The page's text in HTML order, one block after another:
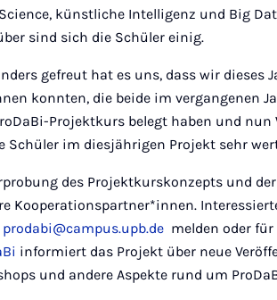
künstliche Intelligenz und Big
sind sich die Schüler einig.
gefreut hat es uns, dass wir
konnten, die beide im vergangenen
Projektkurs belegt haben und
Schüler im diesjährigen Projekt sehr
des Projektkurskonzepts und
Kooperationspartner*innen.
prodabi@campus.upb.de melden oder für
informiert das Projekt über neue
und andere Aspekte rund um